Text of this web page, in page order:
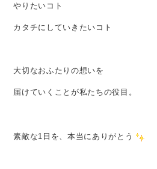
やりたいコト
カタチにしていきたいコト
大切なおふたりの想いを
届けていくことが私たちの役目。
素敵な1日を、本当にありがとう